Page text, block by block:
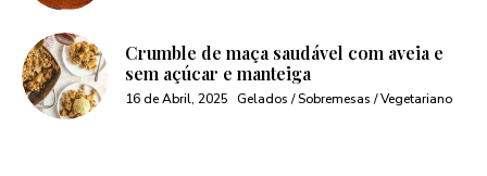
Crumble de maça saudável com aveia e
sem açúcar e manteiga
16 de Abril, 2025 Gelados / Sobremesas / Vegetariano